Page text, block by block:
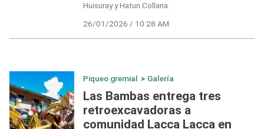
Huisuray y Hatun Collana.
26/01/2026 / 10:28 AM
Piqueo gremial > Galería
Las Bambas entrega tres
retroexcavadoras a
comunidad Lacca Lacca en